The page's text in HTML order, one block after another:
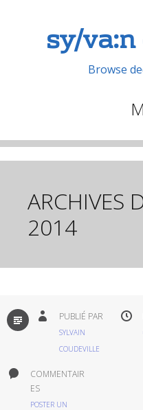
sy/va:n
Browse
Aller
ARCHIVES
2014
PAR
DÉFAUT
PUBLIÉ PAR
SYLVAIN
COUDEVILLE
COMMENTAIR
ES
POSTER UN